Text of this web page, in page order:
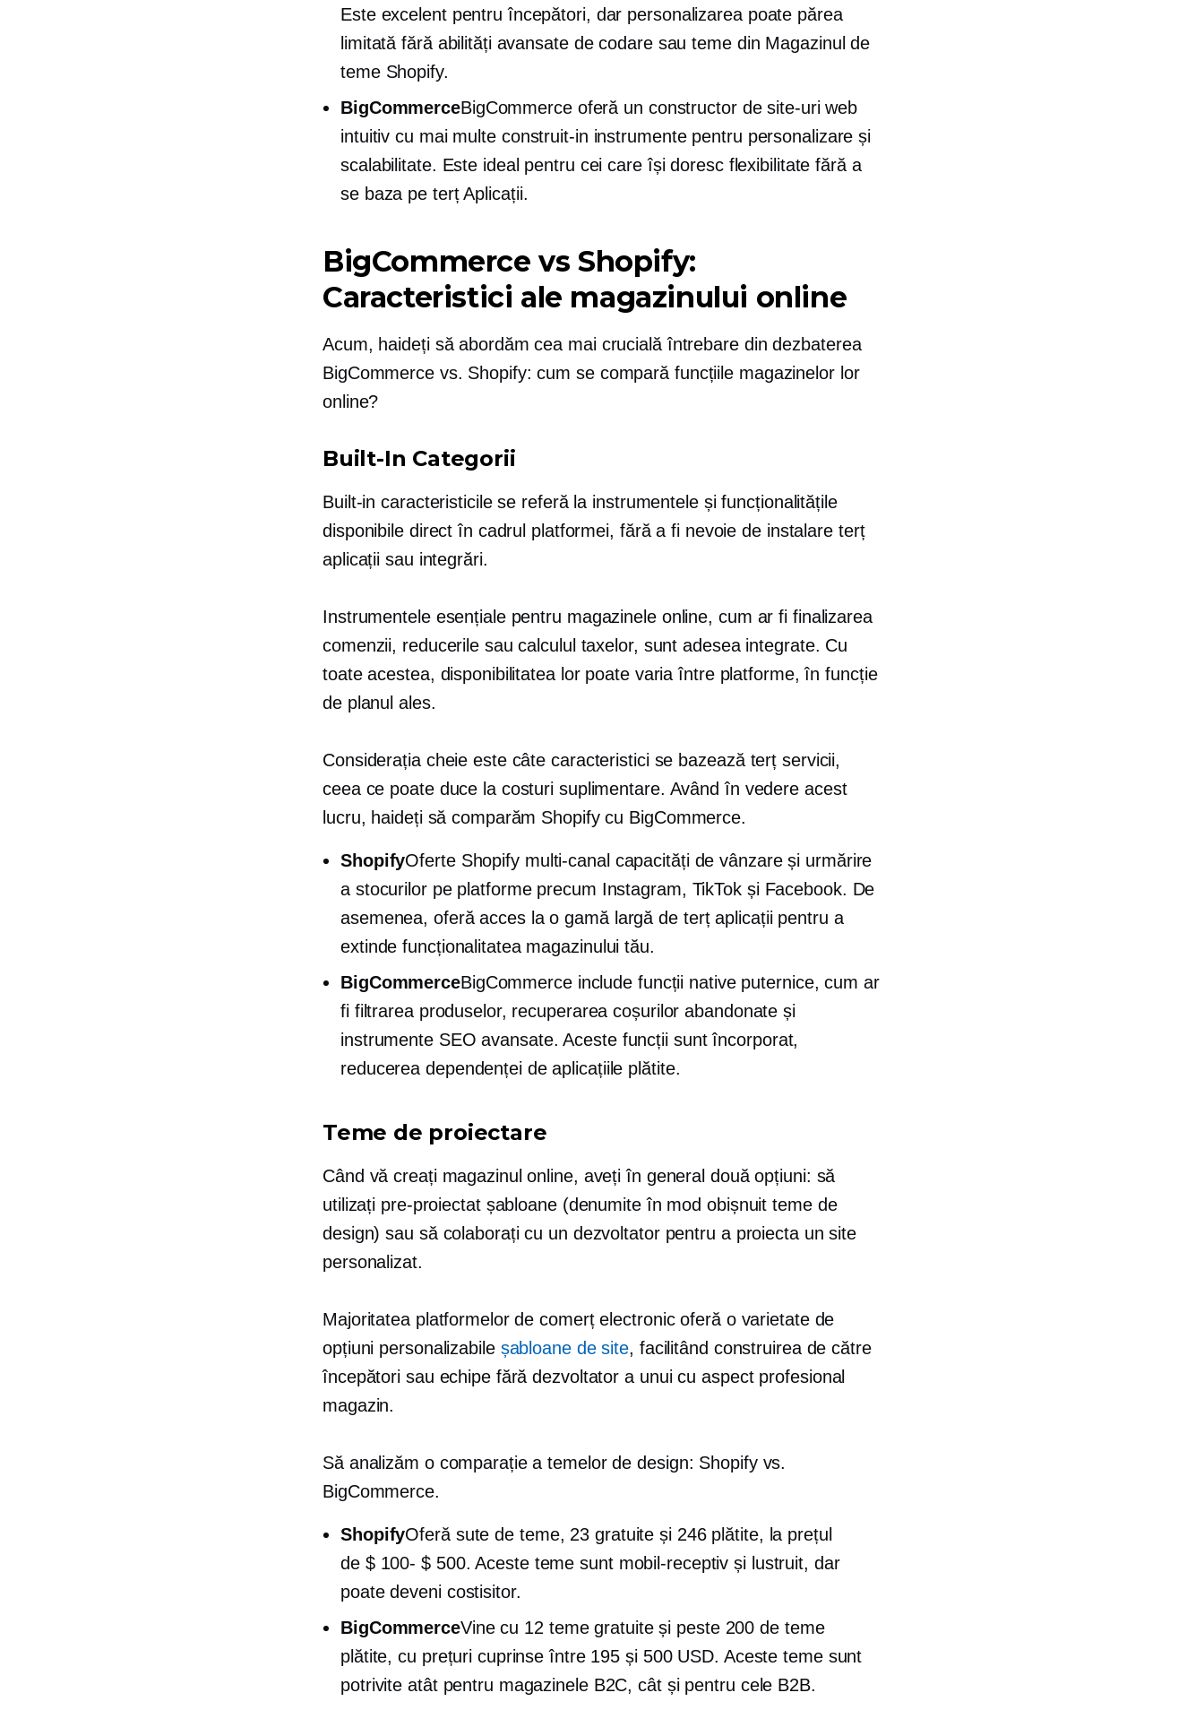
Este excelent pentru începători, dar personalizarea poate părea
limitată fără abilități avansate de codare sau teme din Magazinul de
teme Shopify.
BigCommerceBigCommerce oferă un constructor de site-uri web
intuitiv cu mai multe construit-in instrumente pentru personalizare și
scalabilitate. Este ideal pentru cei care își doresc flexibilitate fără a
se baza pe terțAplicații.
BigCommerce vs Shopify:
Caracteristici ale magazinului online
Acum, haideți să abordăm cea mai crucială întrebare din dezbaterea
BigCommerce vs. Shopify: cum se compară funcțiile magazinelor lor
online?
Built-In Categorii
Built-in caracteristicile se referă la instrumentele și funcționalitățile
disponibile direct în cadrul platformei, fără a fi nevoie de instalare terț
aplicații sau integrări.
Instrumentele esențiale pentru magazinele online, cum ar fi finalizarea
comenzii, reducerile sau calculul taxelor, sunt adesea integrate. Cu
toate acestea, disponibilitatea lor poate varia între platforme, în funcție
de planul ales.
Considerația cheie este câte caracteristici se bazează terț servicii,
ceea ce poate duce la costuri suplimentare. Având în vedere acest
lucru, haideți să comparăm Shopify cu BigCommerce.
ShopifyOferte Shopify multi-canal capacități de vânzare și urmărire
a stocurilor pe platforme precum Instagram, TikTok și Facebook. De
asemenea, oferă acces la o gamă largă de terțaplicații pentru a
extinde funcționalitatea magazinului tău.
BigCommerceBigCommerce include funcții native puternice, cum ar
fi filtrarea produselor, recuperarea coșurilor abandonate și
instrumente SEO avansate. Aceste funcții suntîncorporat,
reducerea dependenței de aplicațiile plătite.
Teme de proiectare
Când vă creați magazinul online, aveți în general două opțiuni: să
utilizați pre-proiectatșabloane (denumite în mod obișnuit teme de
design) sau să colaborați cu un dezvoltator pentru a proiecta un site
personalizat.
Majoritatea platformelor de comerț electronic oferă o varietate de
opțiuni personalizabile șabloane de site, facilitând construirea de către
începători sau echipe fără dezvoltator a unuicu aspect profesional
magazin.
Să analizăm o comparație a temelor de design: Shopify vs.
BigCommerce.
ShopifyOferă sute de teme, 23 gratuite și 246 plătite, la prețul
de $ 100- $ 500. Aceste teme sunt mobil-receptiv și lustruit, dar
poate deveni costisitor.
BigCommerceVine cu 12 teme gratuite și peste 200 de teme
plătite, cu prețuri cuprinse între 195 și 500 USD. Aceste teme sunt
potrivite atât pentru magazinele B2C, cât și pentru cele B2B.